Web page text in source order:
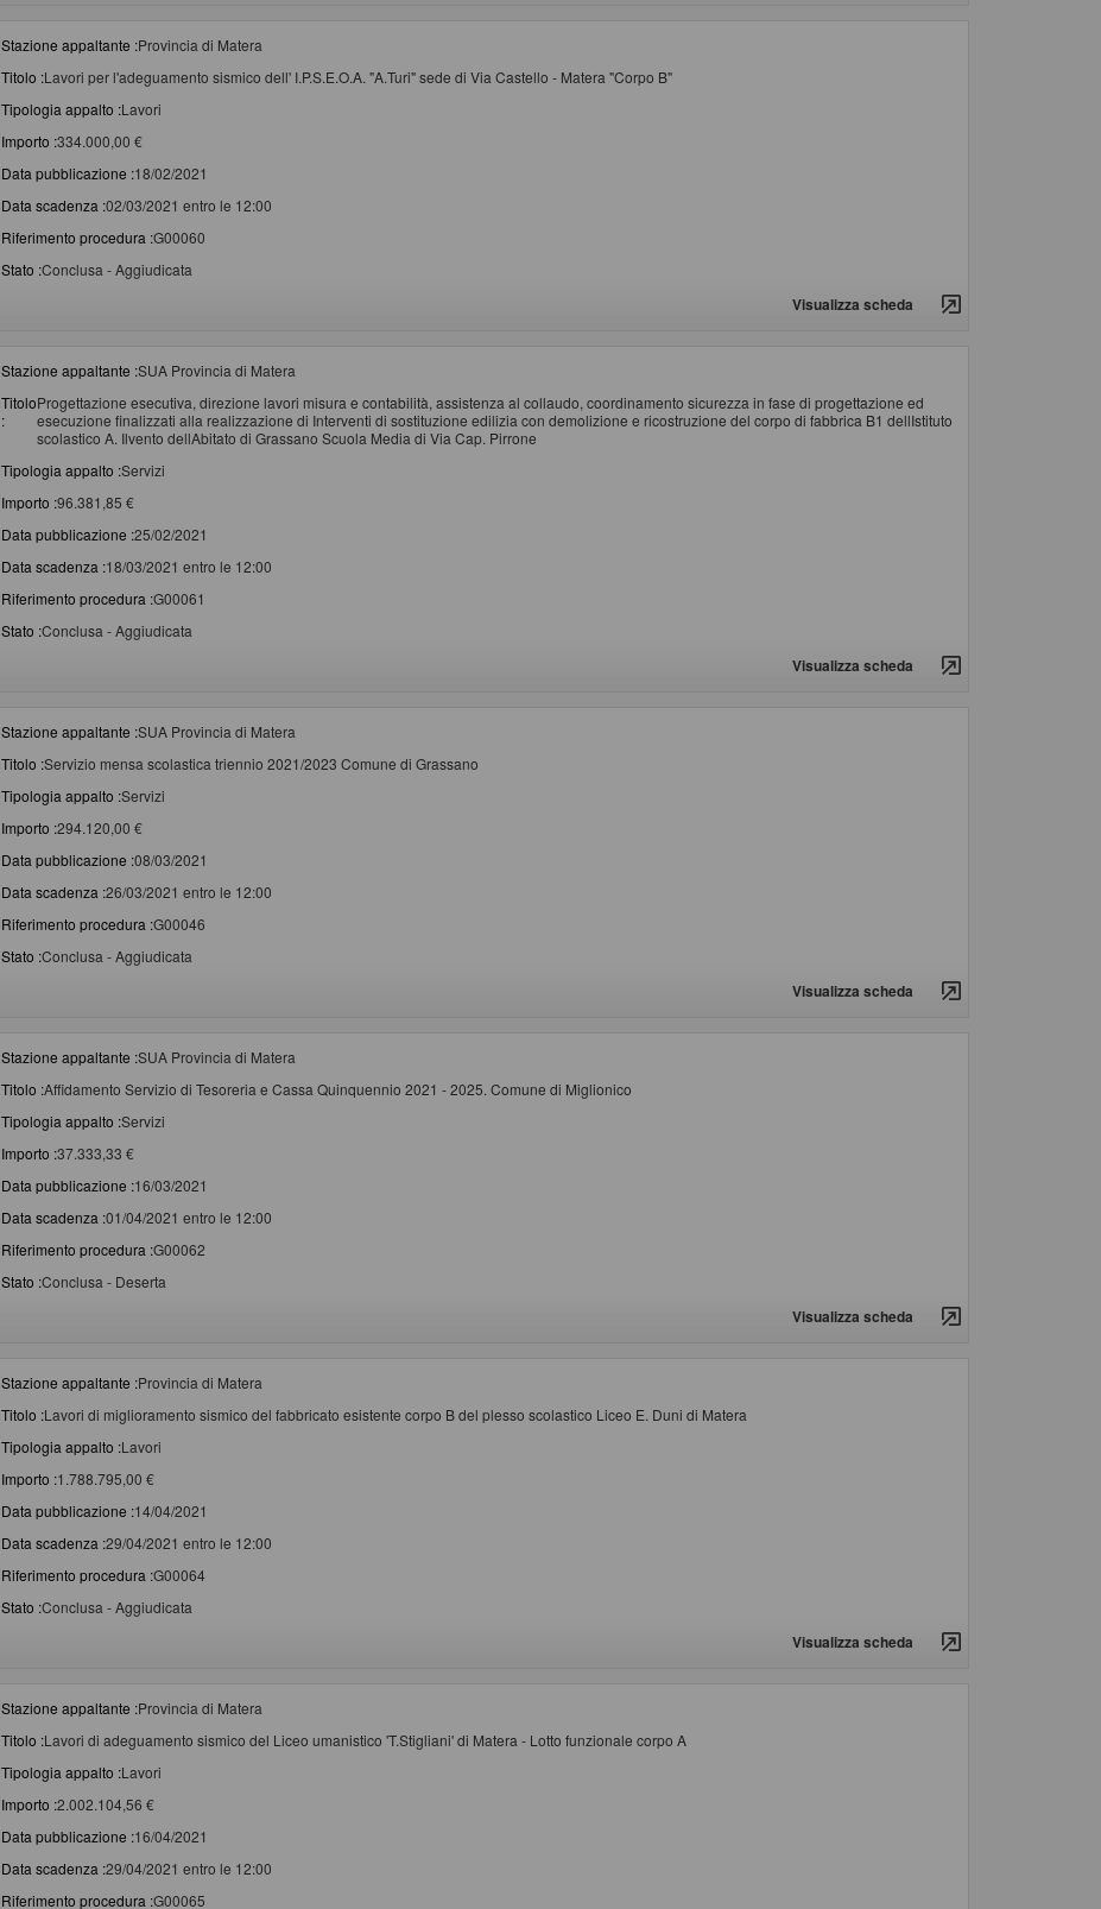
Stazione appaltante :Provincia di Matera
Titolo :Lavori per l'adeguamento sismico dell' I.P.S.E.O.A. "A.Turi" sede di Via Castello - Matera "Corpo B"
Tipologia appalto :Lavori
Importo :334.000,00 €
Data pubblicazione :18/02/2021
Data scadenza :02/03/2021 entro le 12:00
Riferimento procedura :G00060
Stato :Conclusa - Aggiudicata
Visualizza scheda
Stazione appaltante :SUA Provincia di Matera
Titolo
:
Progettazione esecutiva, direzione lavori misura e contabilità, assistenza al collaudo, coordinamento sicurezza in fase di progettazione ed
esecuzione finalizzati alla realizzazione di Interventi di sostituzione edilizia con demolizione e ricostruzione del corpo di fabbrica B1 dellIstituto
scolastico A. Ilvento dellAbitato di Grassano Scuola Media di Via Cap. Pirrone
Tipologia appalto :Servizi
Importo :96.381,85 €
Data pubblicazione :25/02/2021
Data scadenza :18/03/2021 entro le 12:00
Riferimento procedura :G00061
Stato :Conclusa - Aggiudicata
Visualizza scheda
Stazione appaltante :SUA Provincia di Matera
Titolo :Servizio mensa scolastica triennio 2021/2023 Comune di Grassano
Tipologia appalto :Servizi
Importo :294.120,00 €
Data pubblicazione :08/03/2021
Data scadenza :26/03/2021 entro le 12:00
Riferimento procedura :G00046
Stato :Conclusa - Aggiudicata
Visualizza scheda
Stazione appaltante :SUA Provincia di Matera
Titolo :Affidamento Servizio di Tesoreria e Cassa Quinquennio 2021 - 2025. Comune di Miglionico
Tipologia appalto :Servizi
Importo :37.333,33 €
Data pubblicazione :16/03/2021
Data scadenza :01/04/2021 entro le 12:00
Riferimento procedura :G00062
Stato :Conclusa - Deserta
Visualizza scheda
Stazione appaltante :Provincia di Matera
Titolo :Lavori di miglioramento sismico del fabbricato esistente corpo B del plesso scolastico Liceo E. Duni di Matera
Tipologia appalto :Lavori
Importo :1.788.795,00 €
Data pubblicazione :14/04/2021
Data scadenza :29/04/2021 entro le 12:00
Riferimento procedura :G00064
Stato :Conclusa - Aggiudicata
Visualizza scheda
Stazione appaltante :Provincia di Matera
Titolo :Lavori di adeguamento sismico del Liceo umanistico 'T.Stigliani' di Matera - Lotto funzionale corpo A
Tipologia appalto :Lavori
Importo :2.002.104,56 €
Data pubblicazione :16/04/2021
Data scadenza :29/04/2021 entro le 12:00
Riferimento procedura :G00065